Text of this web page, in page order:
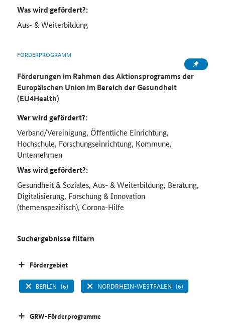
Was wird gefördert?:
Aus- & Weiterbildung
FÖRDERPROGRAMM
Förderungen im Rahmen des Aktionsprogramms der
Europäischen Union im Bereich der Gesundheit
(EU4Health)
Wer wird gefördert?:
Verband/Vereinigung, Öffentliche Einrichtung,
Hochschule, Forschungseinrichtung, Kommune,
Unternehmen
Was wird gefördert?:
Gesundheit & Soziales, Aus- & Weiterbildung, Beratung,
Digitalisierung, Forschung & Innovation
(themenspezifisch), Corona-Hilfe
Suchergebnisse filtern
Fördergebiet
BERLIN (6) NORDRHEIN-WESTFALEN (6)
GRW-Förderprogramme